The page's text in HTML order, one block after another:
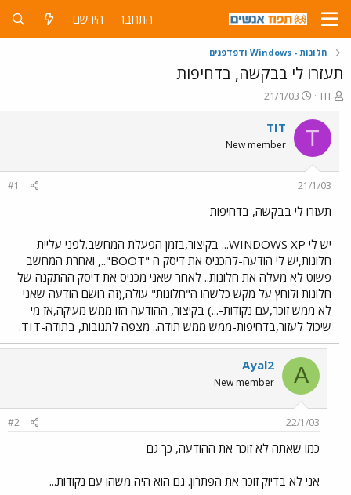
התחבר הירשם
חלונות - Windows ודפדפנים
תעזרו לי בבקשה, בדחיפות
פ
ו
ת
ח
ה
ש
א
TIT
פ
ו
ר
ס
ם
ת
א
ר
21/1/03
T
TIT
New member
21/1/03
#1
תעזרו לי בבקשה, בדחיפות
יש לי WINDOWS XP... בקיצור,בזמן הפעלת המחשב.לפני עליית
חלונות,יש לי הודעה-להכניס את דיסק ה "BOOT".., ואחרת המחשב
פשוט לא מעלה את חלונות.. לאחר שאני מכניס את דיסק ההתקנה של
חלונות ולוחץ על מקש כלשהו ה"חלונות" עולה,(זה רושם הודעה שאני
לא ממש זוכר,עם נקודות-...) בקיצור, ההודעה הזו ממש מעיקה,אז מי
שיכול לעזור,בדחיפות-ממש ממש תודה.. מצפה לתגובות, בתודה-TIT.
A
Ayal2
New member
22/1/03
#2
כמו שאתה לא זוכר את ההודעה, כך גם
אני לא בדיוק זוכר את הפתרון. גם הוא היה משהו עם נקודות...